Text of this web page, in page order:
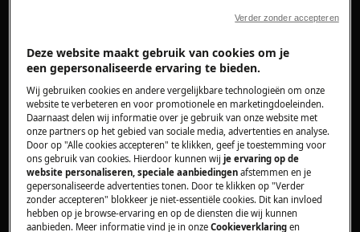
Was-droogcombinatie met warmtepomp
Oplossing
Na elke droogcyclus verschijnt op het display de
melding:
"Aanbevolen reiniging van de
hoofdluchtfilter".
Het geluidssignaal klinkt.
Soms knippert het lampje
om er aan te
Deze website maakt gebruik van cookies om je
een gepersonaliseerde ervaring te bieden.
Wij gebruiken cookies en andere vergelijkbare technologieën om onze
website te verbeteren en voor promotionele en marketingdoeleinden.
Daarnaast delen wij informatie over je gebruik van onze website met
onze partners op het gebied van sociale media, advertenties en analyse.
Door op "Alle cookies accepteren" te klikken, geef je toestemming voor
ons gebruik van cookies. Hierdoor kunnen wijje ervaring op de
website personaliseren, speciale aanbiedingen afstemmen en je
gepersonaliseerde advertenties tonen. Door te klikken op "Verder
zonder accepteren" blokkeer je niet-essentiële cookies. Dit kan invloed
hebben op je browse-ervaring en op de diensten die wij kunnen
aanbieden. Meer informatie vind je in onzeCookieverklaring en
Verder zonder accepteren